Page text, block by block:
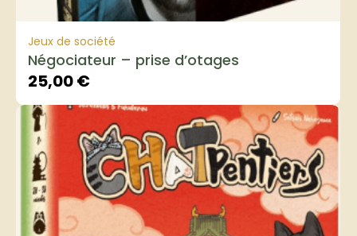
Jeux de société
Négociateur – prise d’otages
25,00€